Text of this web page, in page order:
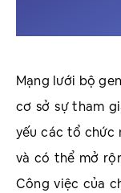
Mạng lưới bộ
cơ sở sự tham
yếu các tổ chức
và có thể mở
Công việc của